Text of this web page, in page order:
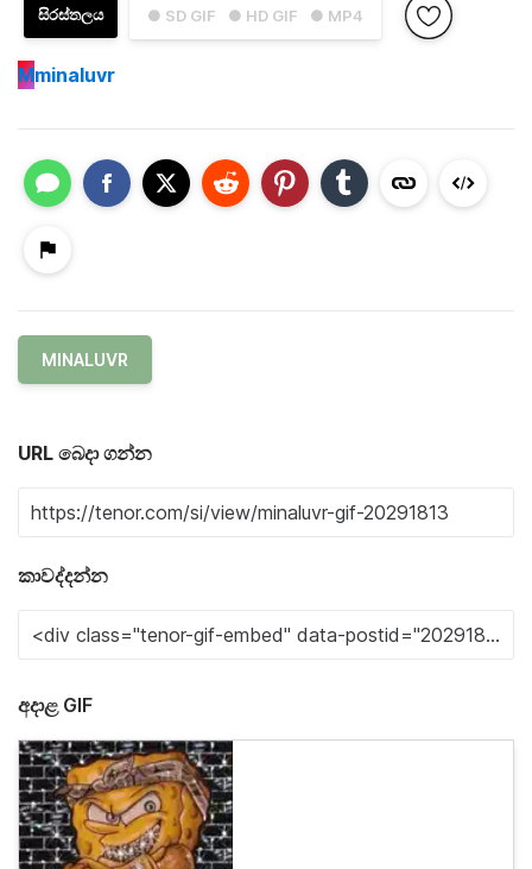
● SD GIF ● HD GIF ● MP4
සිරස්තලය
Mminaluvr
MINALUVR
URL බෙදා ගන්න
කාවද්දන්න
අදාළ GIF